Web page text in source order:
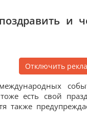
и
Отключить
есть свой
также